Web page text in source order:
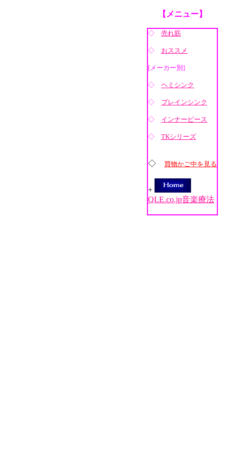
【メニュー】
◇ 売れ筋
◇ おススメ
[メーカー別]
◇ ヘミシンク
◇ ブレインシンク
◇ インナーピース
◇ TKシリーズ
◇ 買物かご中を見る
+
QLE.co.jp音楽療法